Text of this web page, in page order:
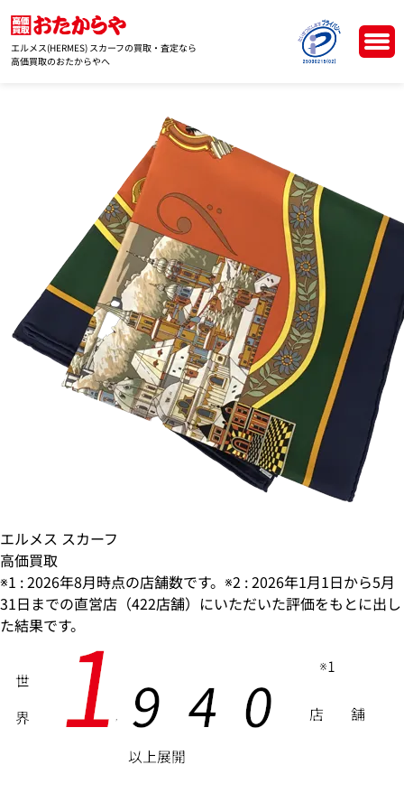
エルメス(HERMES) スカーフの買取・査定なら
高価買取のおたからやへ
エルメス スカーフ
高価買取
※1 : 2026年8月時点の店舗数です。※2 : 2026年1月1日から5月
31日までの直営店（422店舗）にいただいた評価をもとに出し
た結果です。
以上展開
世
界 店 舗
19 4 0 ※1